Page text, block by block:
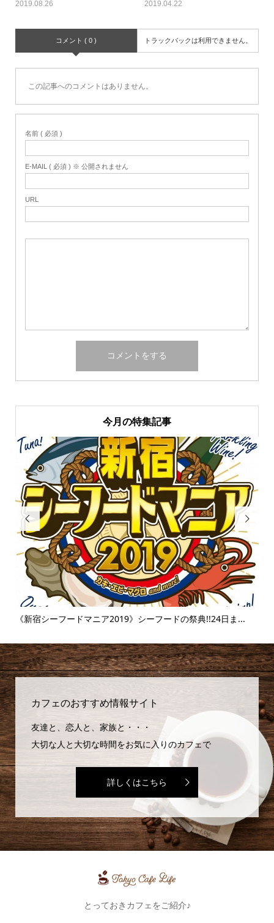
2019.08.26 2019.04.22
コメント ( 0 ) トラックバックは利用できません。
この記事へのコメントはありません。
名前 ( 必須 )
E-MAIL ( 必須 ) ※ 公開されません
URL
今月の特集記事

《富士そば》衝撃のタピオカ漬け丼!!販売延長を繰り返すその

友達と、恋人と、家族と・・・
大切な人と大切な時間をお気に入りのカフェで